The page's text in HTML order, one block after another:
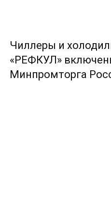
Чиллеры и
«РЕФКУЛ»
Минпромторга